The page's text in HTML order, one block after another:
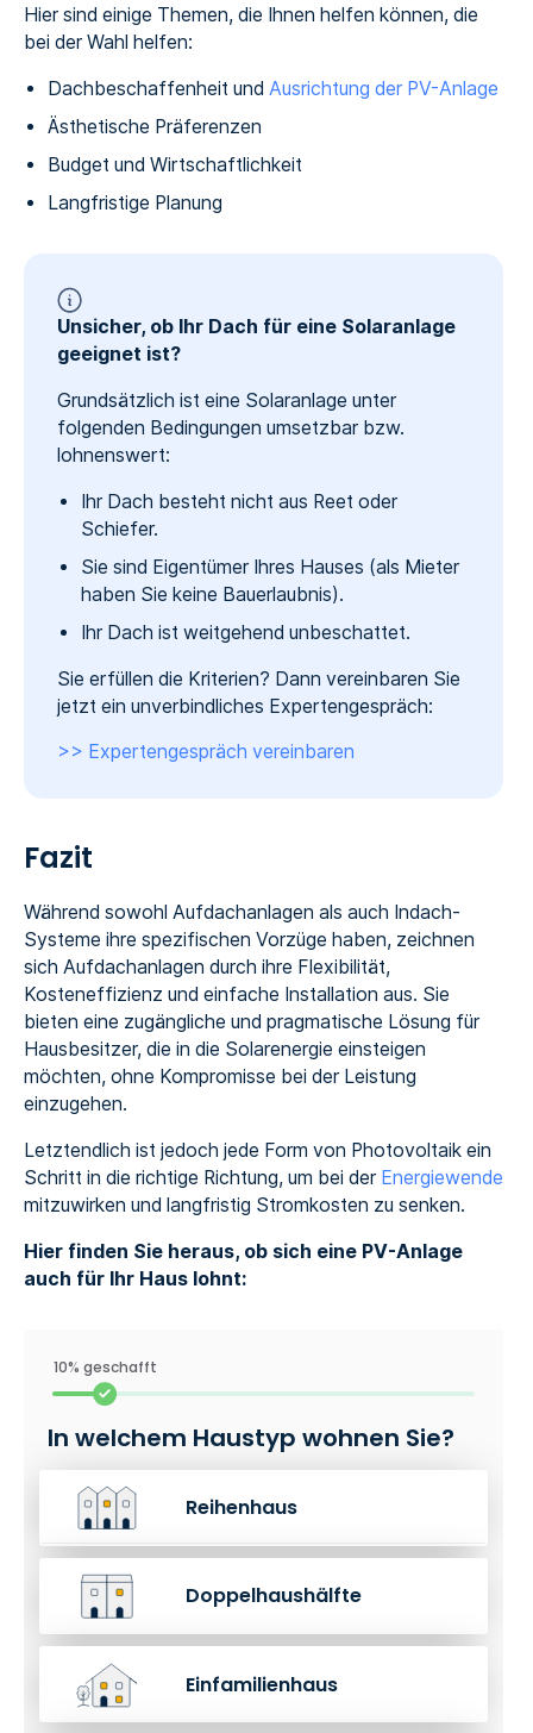
Hier sind einige Themen, die Ihnen helfen können, die
bei der Wahl helfen:
Dachbeschaffenheit und Ausrichtung der PV-Anlage
Ästhetische Präferenzen
Budget und Wirtschaftlichkeit
Langfristige Planung
Unsicher, ob Ihr Dach für eine Solaranlage
geeignet ist?
Grundsätzlich ist eine Solaranlage unter
folgenden Bedingungen umsetzbar bzw.
lohnenswert:
Ihr Dach besteht nicht aus Reet oder
Schiefer.
Sie sind Eigentümer Ihres Hauses (als Mieter
haben Sie keine Bauerlaubnis).
Ihr Dach ist weitgehend unbeschattet.
Sie erfüllen die Kriterien? Dann vereinbaren Sie
jetzt ein unverbindliches Expertengespräch:
>> Expertengespräch vereinbaren
Fazit
Während sowohl Aufdachanlagen als auch Indach-
Systeme ihre spezifischen Vorzüge haben, zeichnen
sich Aufdachanlagen durch ihre Flexibilität,
Kosteneffizienz und einfache Installation aus. Sie
bieten eine zugängliche und pragmatische Lösung für
Hausbesitzer, die in die Solarenergie einsteigen
möchten, ohne Kompromisse bei der Leistung
einzugehen.
Letztendlich ist jedoch jede Form von Photovoltaik ein
Schritt in die richtige Richtung, um bei der Energiewende
mitzuwirken und langfristig Stromkosten zu senken.
Hier finden Sie heraus, ob sich eine PV-Anlage
auch für Ihr Haus lohnt:
10% geschafft
In welchem Haustyp wohnen Sie?
Reihenhaus
Doppelhaushälfte
Einfamilienhaus